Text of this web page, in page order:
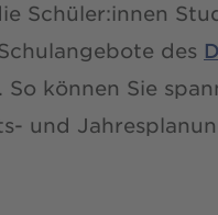
Schüler:innen
des
können Sie
und